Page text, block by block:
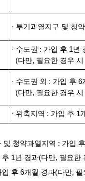
· 투기과열지구 및 청
· 수도권 : 가입 후 1년
(다만, 필요한 경우
· 수도권 외 : 가입 후 6
(다만, 필요한 경우
· 위축지역 : 가입 후 1
및 청약과열지역 : 가입
1년 경과(다만, 필요
후 6개월 경과(다만,